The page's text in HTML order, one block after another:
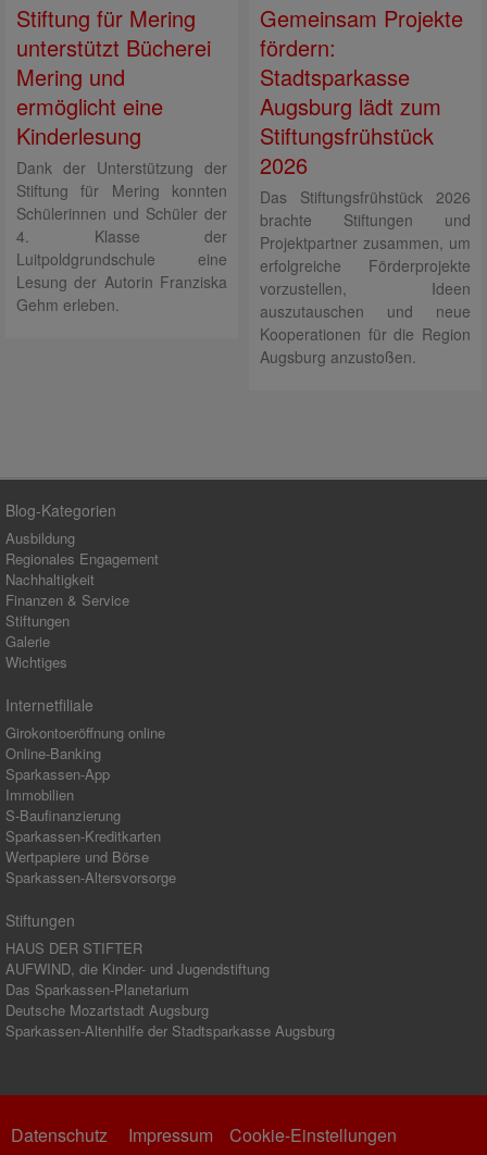
Stiftung für Mering
unterstützt Bücherei
Mering und
ermöglicht eine
Kinderlesung
Dank der Unterstützung der
Stiftung für Mering konnten
Schülerinnen und Schüler der
4. Klasse der
Luitpoldgrundschule eine
Lesung der Autorin Franziska
Gehm erleben.
Gemeinsam Projekte
fördern:
Stadtsparkasse
Augsburg lädt zum
Stiftungsfrühstück
2026
Das Stiftungsfrühstück 2026
brachte Stiftungen und
Projektpartner zusammen, um
erfolgreiche Förderprojekte
vorzustellen, Ideen
auszutauschen und neue
Kooperationen für die Region
Augsburg anzustoßen.
Blog-Kategorien
Ausbildung
Regionales Engagement
Nachhaltigkeit
Finanzen & Service
Stiftungen
Galerie
Wichtiges
Internetfiliale
Girokontoeröffnung online
Online-Banking
Sparkassen-App
Immobilien
S-Baufinanzierung
Sparkassen-Kreditkarten
Wertpapiere und Börse
Sparkassen-Altersvorsorge
Stiftungen
HAUS DER STIFTER
AUFWIND, die Kinder- und Jugendstiftung
Das Sparkassen-Planetarium
Deutsche Mozartstadt Augsburg
Sparkassen-Altenhilfe der Stadtsparkasse Augsburg
Datenschutz Impressum Cookie-Einstellungen